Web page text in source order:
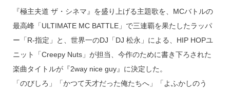
s
o
o
k
『極主夫道 ザ・シネマ』を盛り上げる主題歌を、MCバトルの
最高峰「ULTIMATE MC BATTLE」で三連覇を果たしたラッパ
ー「R-指定」と、世界一のDJ「DJ 松永」による、HIP HOPユ
ニット「Creepy Nuts」が担当、今作のために書き下ろされた
楽曲タイトルが『2way nice guy』に決定した。
「のびしろ」「かつて天才だった俺たちへ」「よふかしのう